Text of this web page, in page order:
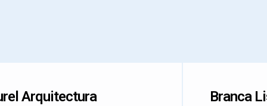
Arquitectura Branca